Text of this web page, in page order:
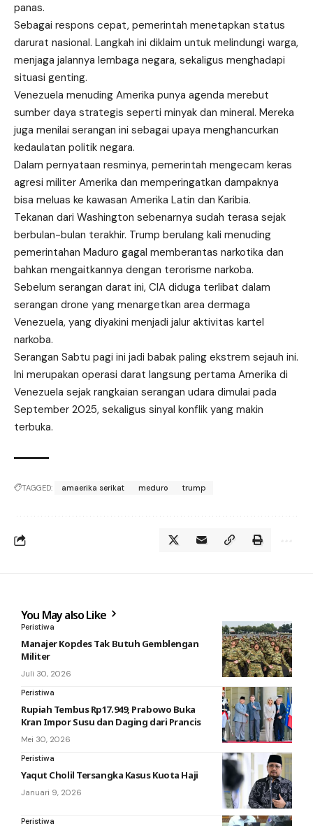
panas.
Sebagai respons cepat, pemerintah menetapkan status
darurat nasional. Langkah ini diklaim untuk melindungi warga,
menjaga jalannya lembaga negara, sekaligus menghadapi
situasi genting.
Venezuela menuding Amerika punya agenda merebut
sumber daya strategis seperti minyak dan mineral. Mereka
juga menilai serangan ini sebagai upaya menghancurkan
kedaulatan politik negara.
Dalam pernyataan resminya, pemerintah mengecam keras
agresi militer Amerika dan memperingatkan dampaknya
bisa meluas ke kawasan Amerika Latin dan Karibia.
Tekanan dari Washington sebenarnya sudah terasa sejak
berbulan-bulan terakhir. Trump berulang kali menuding
pemerintahan Maduro gagal memberantas narkotika dan
bahkan mengaitkannya dengan terorisme narkoba.
Sebelum serangan darat ini, CIA diduga terlibat dalam
serangan drone yang menargetkan area dermaga
Venezuela, yang diyakini menjadi jalur aktivitas kartel
narkoba.
Serangan Sabtu pagi ini jadi babak paling ekstrem sejauh ini.
Ini merupakan operasi darat langsung pertama Amerika di
Venezuela sejak rangkaian serangan udara dimulai pada
September 2025, sekaligus sinyal konflik yang makin
terbuka.
TAGGED: amaerika serikat meduro trump
You May also Like
Peristiwa
Manajer Kopdes Tak Butuh Gemblengan
Militer
Juli 30, 2026
Peristiwa
Rupiah Tembus Rp17.949, Prabowo Buka
Kran Impor Susu dan Daging dari Prancis
Mei 30, 2026
Peristiwa
Yaqut Cholil Tersangka Kasus Kuota Haji
Januari 9, 2026
Peristiwa